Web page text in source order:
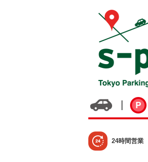
24時間営業